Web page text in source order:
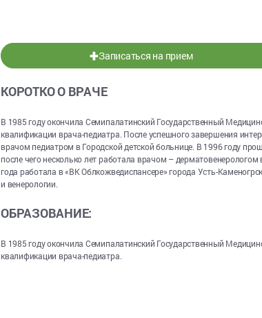
Записаться на прием
КОРОТКО О ВРАЧЕ
В 1985 году окончила Семипалатинский Государственный
квалификации врача-педиатра. После успешного завершения
врачом педиатром в Городской детской больнице. В 1996 году
после чего несколько лет работала врачом –
года работала в «ВК Облкожведиспансере» города Усть-
и венерологии.
ОБРАЗОВАНИЕ:
В 1985 году окончила Семипалатинский Государственный
квалификации врача-педиатра.